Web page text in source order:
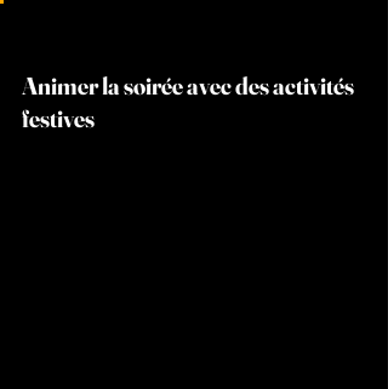
Animer la soirée avec des activités
festives